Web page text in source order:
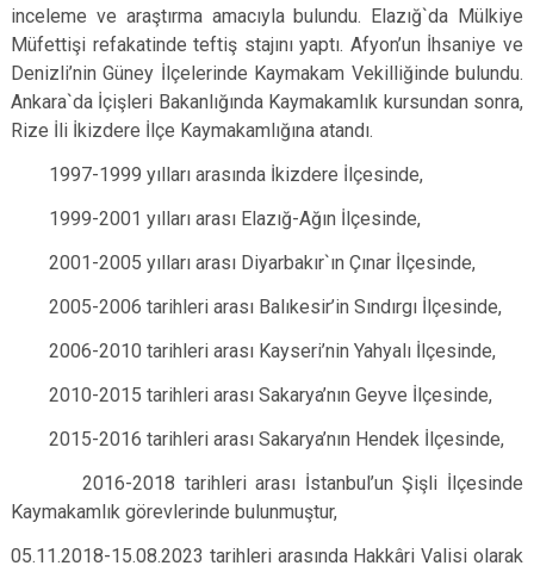
inceleme ve araştırma amacıyla bulundu. Elazığ`da Mülkiye
Müfettişi refakatinde teftiş stajını yaptı. Afyon’un İhsaniye ve
Denizli’nin Güney İlçelerinde Kaymakam Vekilliğinde bulundu.
Ankara`da İçişleri Bakanlığında Kaymakamlık kursundan sonra,
Rize İli İkizdere İlçe Kaymakamlığına atandı.
1997-1999 yılları arasında İkizdere İlçesinde,
1999-2001 yılları arası Elazığ-Ağın İlçesinde,
2001-2005 yılları arası Diyarbakır`ın Çınar İlçesinde,
2005-2006 tarihleri arası Balıkesir’in Sındırgı İlçesinde,
2006-2010 tarihleri arası Kayseri’nin Yahyalı İlçesinde,
2010-2015 tarihleri arası Sakarya’nın Geyve İlçesinde,
2015-2016 tarihleri arası Sakarya’nın Hendek İlçesinde,
2016-2018 tarihleri arası İstanbul’un Şişli İlçesinde
Kaymakamlık görevlerinde bulunmuştur,
05.11.2018-15.08.2023 tarihleri arasında Hakkâri Valisi olarak